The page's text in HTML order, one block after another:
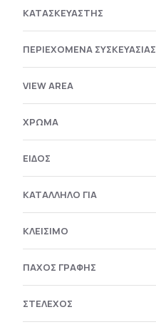
ΚΑΤΑΣΚΕΥΑΣΤΉΣ
ΠΕΡΙΕΧΌΜΕΝΑ ΣΥΣΚΕΥΑΣΊΑΣ
VIEW AREA
ΧΡΏΜΑ
ΕΊΔΟΣ
ΚΑΤΆΛΛΗΛΟ ΓΙΑ
ΚΛΕΊΣΙΜΟ
ΠΆΧΟΣ ΓΡΑΦΉΣ
ΣΤΈΛΕΧΟΣ